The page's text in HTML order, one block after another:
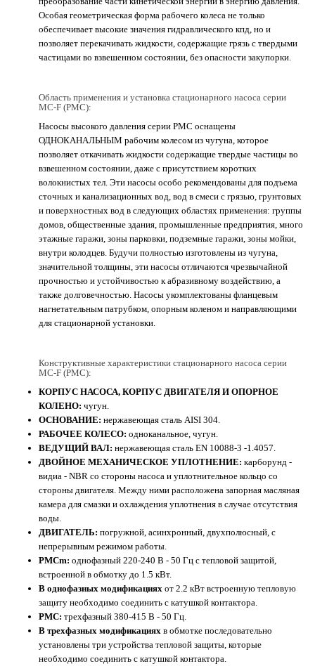
Особая геометрическая форма рабочего колеса не только
обеспечивает высокие значения гидравлического кпд, но и
позволяет перекачивать жидкости, содержащие грязь с твердыми
частицами во взвешенном состоянии, без опасности закупорки.
Область применения и установка стационарного насоса серии
MC-F (PMC):
Насосы высокого давления серии РМС оснащены
ОДНОКАНАЛЬНЫМ рабочим колесом из чугуна, которое
позволяет откачивать жидкости содержащие твердые частицы во
взвешенном состоянии, даже с присутствием коротких
волокнистых тел. Эти насосы особо рекомендованы для подъема
сточных и канализационных вод, вод в смеси с грязью, грунтовых
и поверхностных вод в следующих областях применения: группы
домов, общественные здания, промышленные предприятия, много
этажные гаражи, зоны парковки, подземные гаражи, зоны мойки,
внутри колодцев. Будучи полностью изготовлены из чугуна,
значительной толщины, эти насосы отличаются чрезвычайной
прочностью и устойчивостью к абразивному воздействию, а
также долговечностью. Насосы укомплектованы фланцевым
нагнетательным патрубком, опорным коленом и направляющими
для стационарной установки.
Конструктивные характеристики стационарного насоса серии
MC-F (PMC):
КОРПУС НАСОСА, КОРПУС ДВИГАТЕЛЯ И ОПОРНОЕ
КОЛЕНО: чугун.
ОСНОВАНИЕ: нержавеющая сталь AISI 304.
РАБОЧЕЕ КОЛЕСО: одноканальное, чугун.
ВЕДУЩИЙ ВАЛ: нержавеющая сталь EN 10088-3 -1.4057.
ДВОЙНОЕ МЕХАНИЧЕСКОЕ УПЛОТНЕНИЕ: карборунд -
видиа - NBR со стороны насоса и уплотнительное кольцо со
стороны двигателя. Между ними расположена запорная масляная
камера для смазки и охлаждения уплотнения в случае отсутствия
воды.
ДВИГАТЕЛЬ: погружной, асинхронный, двухполюсный, с
непрерывным режимом работы.
PMCm: однофазный 220-240 В - 50 Гц с тепловой защитой,
встроенной в обмотку до 1.5 кВт.
В однофазных модификациях от 2.2 кВт встроенную тепловую
защиту необходимо соединить с катушкой контактора.
PMC: трехфазный 380-415 В - 50 Гц.
В трехфазных модификациях в обмотке последовательно
установлены три устройства тепловой защиты, которые
необходимо соединить с катушкой контактора.